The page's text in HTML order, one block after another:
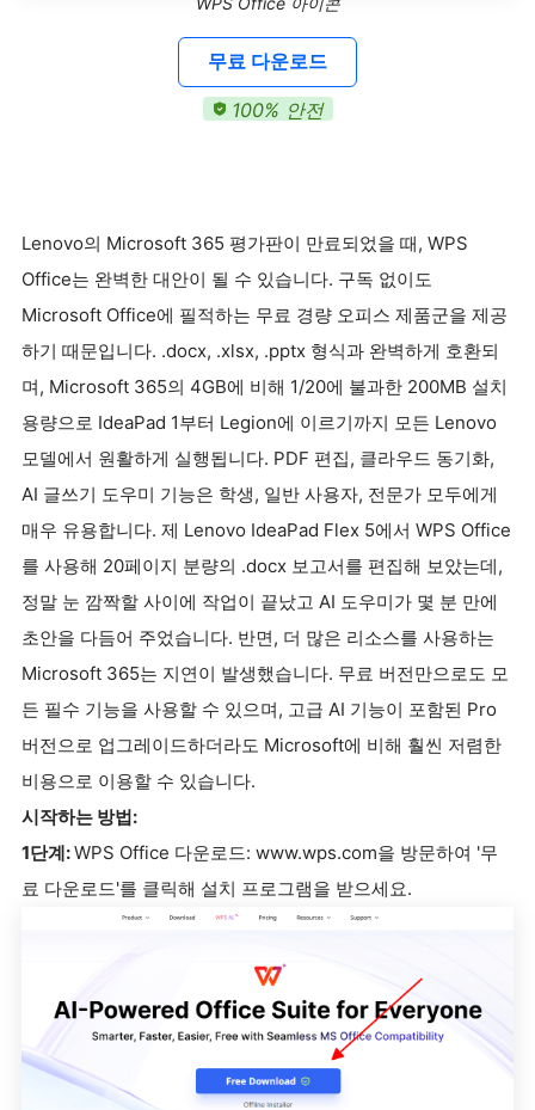
무료 다운로드
100% 안전
Lenovo의 Microsoft 365 평가판이 만료되었을 때, WPS
Office는 완벽한 대안이 될 수 있습니다. 구독 없이도
Microsoft Office에 필적하는 무료 경량 오피스 제품군을 제공
하기 때문입니다. .docx, .xlsx, .pptx 형식과 완벽하게 호환되
며, Microsoft 365의 4GB에 비해 1/20에 불과한 200MB 설치
용량으로 IdeaPad 1부터 Legion에 이르기까지 모든 Lenovo
모델에서 원활하게 실행됩니다. PDF 편집, 클라우드 동기화,
AI 글쓰기 도우미 기능은 학생, 일반 사용자, 전문가 모두에게
매우 유용합니다. 제 Lenovo IdeaPad Flex 5에서 WPS Office
를 사용해 20페이지 분량의 .docx 보고서를 편집해 보았는데,
정말 눈 깜짝할 사이에 작업이 끝났고 AI 도우미가 몇 분 만에
초안을 다듬어 주었습니다. 반면, 더 많은 리소스를 사용하는
Microsoft 365는 지연이 발생했습니다. 무료 버전만으로도 모
든 필수 기능을 사용할 수 있으며, 고급 AI 기능이 포함된 Pro
버전으로 업그레이드하더라도 Microsoft에 비해 훨씬 저렴한
비용으로 이용할 수 있습니다.
시작하는 방법:
1단계:WPS Office 다운로드: www.wps.com을 방문하여 '무
료 다운로드'를 클릭해 설치 프로그램을 받으세요.